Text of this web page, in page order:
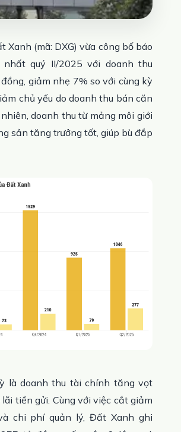
Xanh (mã: DXG) vừa công bố báo
quý II/2025 với doanh thu
giảm nhẹ 7% so với cùng kỳ
chủ yếu do doanh thu bán căn
doanh thu từ mảng môi giới
sản tăng trưởng tốt, giúp bù đắp
là doanh thu tài chính tăng vọt
tiền gửi. Cùng với việc cắt giảm
chi phí quản lý, Đất Xanh ghi